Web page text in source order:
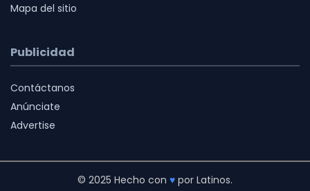
Mapa del sitio
Publicidad
Contáctanos
Anúnciate
Advertise
© 2025 Hecho con ♥ por Latinos.